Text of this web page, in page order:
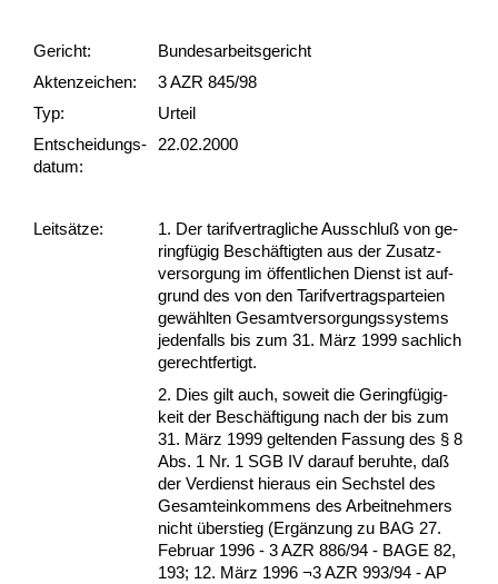
Gericht:
Bundesarbeitsgericht
Akten­zeichen:
3 AZR 845/98
Typ:
Urteil
Ent­scheid­ungs­
datum:
22.02.2000
Leit­sätze:
1. Der ta­rif­ver­trag­li­che Aus­schluß von ge­
ringfügig Beschäftig­ten aus der Zu­satz­
ver­sor­gung im öffent­li­chen Dienst ist auf­
grund des von den Ta­rif­ver­trags­par­tei­en
gewähl­ten Ge­samt­ver­sor­gungs­sys­tems
je­den­falls bis zum 31. März 1999 sach­lich
ge­recht­fer­tigt.
2. Dies gilt auch, so­weit die Ge­ringfügig­
keit der Beschäfti­gung nach der bis zum
31. März 1999 gel­ten­den Fas­sung des § 8
Abs. 1 Nr. 1 SGB IV dar­auf be­ruh­te, daß
der Ver­dienst hier­aus ein Sechs­tel des
Ge­samt­ein­kom­mens des Ar­beit­neh­mers
nicht über­stieg (Ergänzung zu BAG 27.
Fe­bru­ar 1996 - 3 AZR 886/94 - BA­GE 82,
193; 12. März 1996 ¬3 AZR 993/94 - AP